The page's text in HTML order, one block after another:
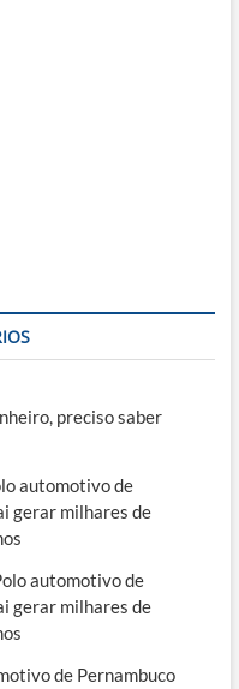
preciso saber
automotivo de
gerar milhares de
automotivo de
gerar milhares de
de Pernambuco